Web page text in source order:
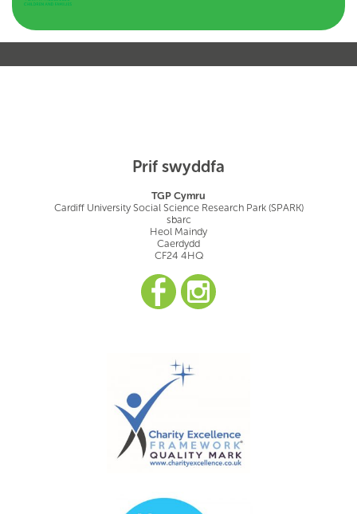
Prif swyddfa
TGP Cymru
Cardiff University Social Science Research Park (SPARK)
sbarc
Heol Maindy
Caerdydd
CF24 4HQ